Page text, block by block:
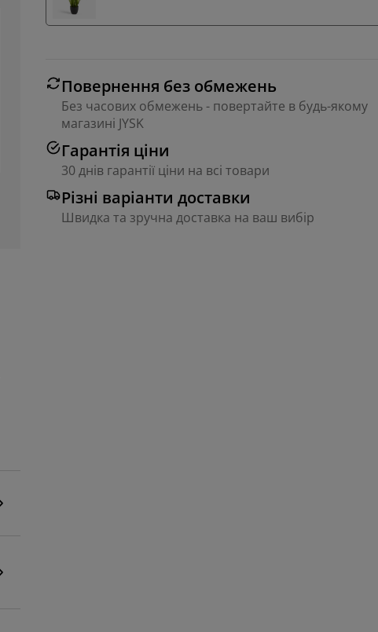
Повернення без обмежень
Без часових обмежень - повертайте в будь-якому
магазині JYSK
Гарантія ціни
30 днів гарантії ціни на всі товари
Різні варіанти доставки
Швидка та зручна доставка на ваш вибір